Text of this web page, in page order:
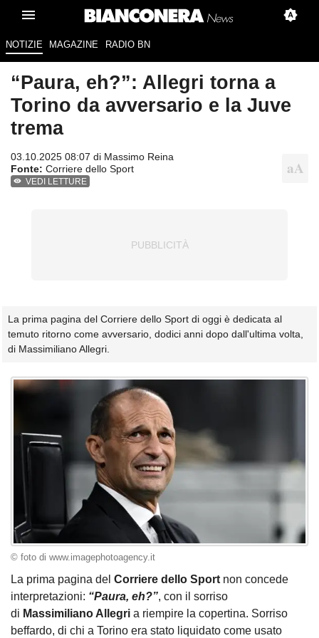
NOTIZIE MAGAZINE RADIO BN
“Paura, eh?”: Allegri torna a
Torino da avversario e la Juve
trema
03.10.2025 08:07 di Massimo Reina
Fonte: Corriere dello Sport
VEDI LETTURE
La prima pagina del Corriere dello Sport di oggi è dedicata al
temuto ritorno come avversario, dodici anni dopo dall'ultima volta,
di Massimiliano Allegri.
© foto di www.imagephotoagency.it
La prima pagina del Corriere dello Sport non concede
interpretazioni: “Paura, eh?”, con il sorriso
di Massimiliano Allegri a riempire la copertina. Sorriso
beffardo, di chi a Torino era stato liquidato come usato